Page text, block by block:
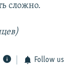
сложно.
Follow us